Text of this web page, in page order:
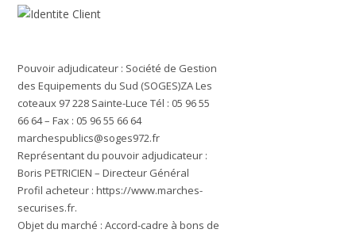
Pouvoir adjudicateur : Société de Gestion
des Equipements du Sud (SOGES)ZA Les
coteaux 97 228 Sainte-Luce Tél : 05 96 55
66 64 – Fax : 05 96 55 66 64
marchespublics@soges972.fr
Représentant du pouvoir adjudicateur :
Boris PETRICIEN – Directeur Général
Profil acheteur : https://www.marches-
securises.fr.
Objet du marché :Accord-cadre à bons de